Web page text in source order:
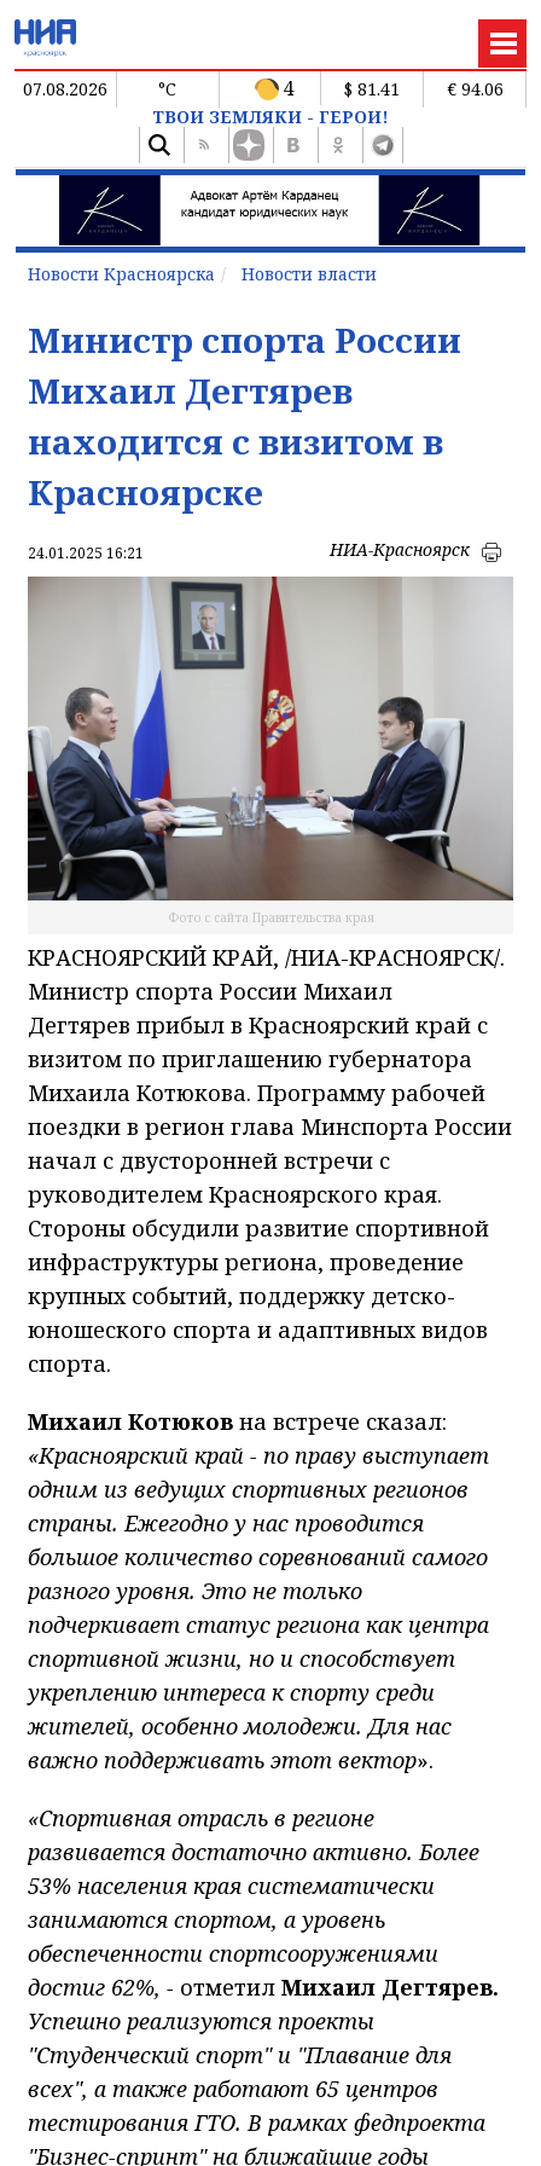
07.08.2026 °C 4 $ 81.41
€ 94.06
ТВОИ ЗЕМЛЯКИ - ГЕРОИ!
Новости Красноярска Новости власти
Министр спорта России
Михаил Дегтярев
находится с визитом в
Красноярске
24.01.2025 16:21 НИА-Красноярск
Фото с сайта Правительства края
КРАСНОЯРСКИЙ КРАЙ, /НИА-КРАСНОЯРСК/.
Министр спорта России Михаил
Дегтярев прибыл в Красноярский край с
визитом по приглашению губернатора
Михаила Котюкова. Программу рабочей
поездки в регион глава Минспорта России
начал с двусторонней встречи с
руководителем Красноярского края.
Стороны обсудили развитие спортивной
инфраструктуры региона, проведение
крупных событий, поддержку детско-
юношеского спорта и адаптивных видов
спорта.
Михаил Котюков на встрече сказал:
«Красноярский край - по праву выступает
одним из ведущих спортивных регионов
страны. Ежегодно у нас проводится
большое количество соревнований самого
разного уровня. Это не только
подчеркивает статус региона как центра
спортивной жизни, но и способствует
укреплению интереса к спорту среди
жителей, особенно молодежи. Для нас
важно поддерживать этот вектор».
«Спортивная отрасль в регионе
развивается достаточно активно. Более
53% населения края систематически
занимаются спортом, а уровень
обеспеченности спортсооружениями
достиг 62%, - отметил Михаил Дегтярев.
Успешно реализуются проекты
"Студенческий спорт" и "Плавание для
всех", а также работают 65 центров
тестирования ГТО. В рамках федпроекта
"Бизнес-спринт" на ближайшие годы